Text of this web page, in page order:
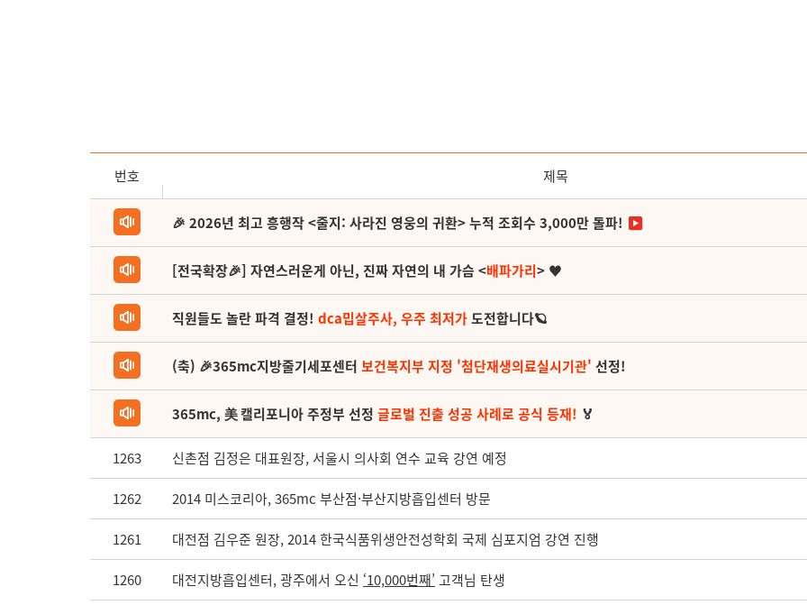
번호 제목
🎉 2026년 최고 흥행작 <줄지: 사라진 영웅의 귀환> 누적 조회수 3,000만 돌파!
[전국확장🎉] 자연스러운게 아닌, 진짜 자연의 내 가슴 <배파가리> ♥
직원들도 놀란 파격 결정! dca밉살주사, 우주 최저가도전합니다🪐
(축) 🎉365mc지방줄기세포센터 보건복지부 지정 '첨단재생의료실시기관' 선정!
365mc, 美 캘리포니아 주정부 선정 글로벌 진출 성공 사례로 공식 등재! 🏅
1263 신촌점 김정은 대표원장, 서울시 의사회 연수 교육 강연 예정
1262 2014 미스코리아, 365mc 부산점·부산지방흡입센터 방문
1261 대전점 김우준 원장, 2014 한국식품위생안전성학회 국제 심포지엄 강연 진행
1260 대전지방흡입센터, 광주에서 오신 ‘10,000번째’고객님 탄생